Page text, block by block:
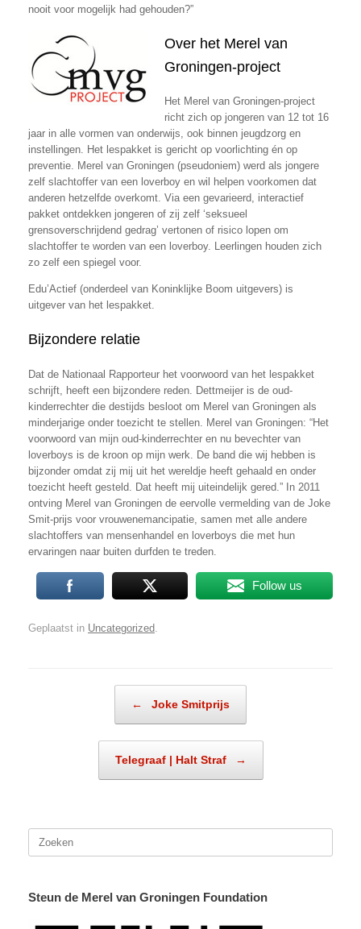
nooit voor mogelijk had gehouden?”
Over het Merel van
Groningen-project
Het Merel van Groningen-project
richt zich op jongeren van 12 tot 16
jaar in alle vormen van onderwijs, ook binnen jeugdzorg en
instellingen. Het lespakket is gericht op voorlichting én op
preventie. Merel van Groningen (pseudoniem) werd als jongere
zelf slachtoffer van een loverboy en wil helpen voorkomen dat
anderen hetzelfde overkomt. Via een gevarieerd, interactief
pakket ontdekken jongeren of zij zelf ‘seksueel
grensoverschrijdend gedrag’ vertonen of risico lopen om
slachtoffer te worden van een loverboy. Leerlingen houden zich
zo zelf een spiegel voor.
Edu’Actief (onderdeel van Koninklijke Boom uitgevers) is
uitgever van het lespakket.
Bijzondere relatie
Dat de Nationaal Rapporteur het voorwoord van het lespakket
schrijft, heeft een bijzondere reden. Dettmeijer is de oud-
kinderrechter die destijds besloot om Merel van Groningen als
minderjarige onder toezicht te stellen. Merel van Groningen: “Het
voorwoord van mijn oud-kinderrechter en nu bevechter van
loverboys is de kroon op mijn werk. De band die wij hebben is
bijzonder omdat zij mij uit het wereldje heeft gehaald en onder
toezicht heeft gesteld. Dat heeft mij uiteindelijk gered.” In 2011
ontving Merel van Groningen de eervolle vermelding van de Joke
Smit-prijs voor vrouwenemancipatie, samen met alle andere
slachtoffers van mensenhandel en loverboys die met hun
ervaringen naar buiten durfden te treden.
Follow us
Geplaatst in Uncategorized.
← Joke Smitprijs
Telegraaf | Halt Straf →
Zoeken
Steun de Merel van Groningen Foundation